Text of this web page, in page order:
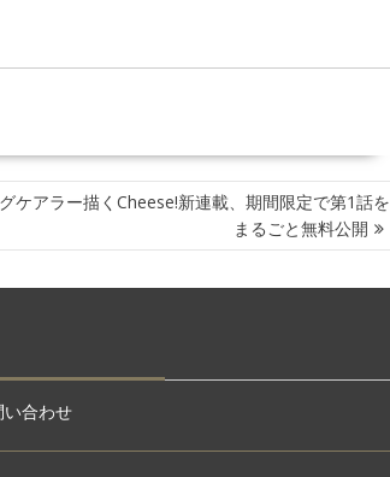
ケアラー描くCheese!新連載、期間限定で第1話を
まるごと無料公開
い合わせ